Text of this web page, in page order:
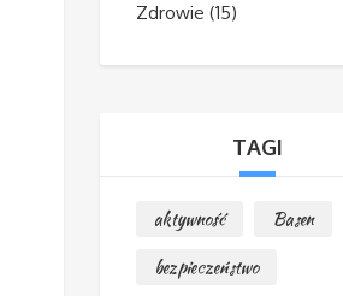
Zdrowie (15)
TAGI
aktywność
Basen
bezpieczeństwo